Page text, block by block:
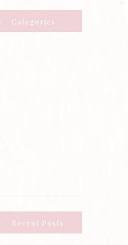
Categories
Recent Posts